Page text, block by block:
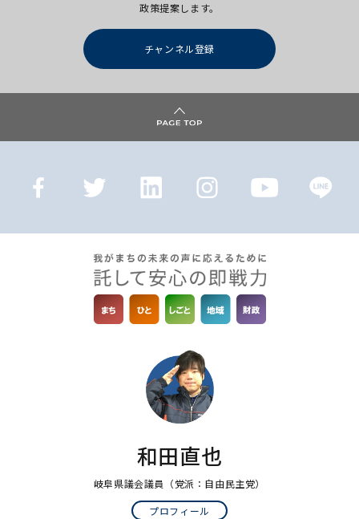
政策提案します。
チャンネル登録
和田直也
岐阜県議会議員 （党派：自由民主党）
プロフィール